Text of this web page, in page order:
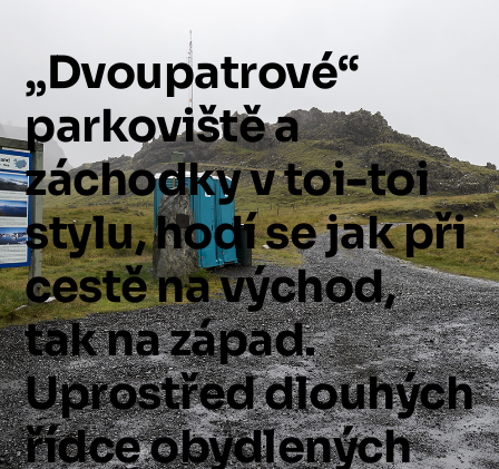
„Dvoupatrové“
parkovištěa
záchodkyvtoi-toi
stylu,hodísejakpři
cestěnavýchod,
taknazápad.
Uprostředdlouhých
řídceobydlených